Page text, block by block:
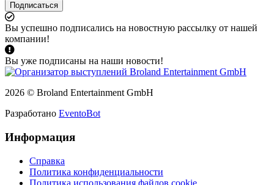
Подписаться
Вы успешно подписались на новостную рассылку от нашей
компании!
Вы уже подписаны на наши новости!
2026 © Broland Entertainment GmbH
Разработано EventoBot
Информация
Справка
Политика конфиденциальности
Политика использования файлов cookie